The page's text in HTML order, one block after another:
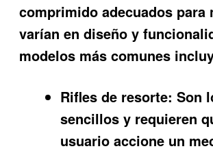
comprimido adecuados para
varían en diseño y
modelos más comunes
Rifles de resorte: Son
sencillos y requieren
usuario accione un